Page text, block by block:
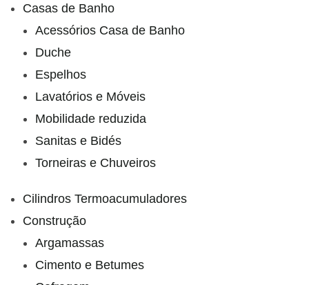
Casas de Banho
Acessórios Casa de Banho
Duche
Espelhos
Lavatórios e Móveis
Mobilidade reduzida
Sanitas e Bidés
Torneiras e Chuveiros
Cilindros Termoacumuladores
Construção
Argamassas
Cimento e Betumes